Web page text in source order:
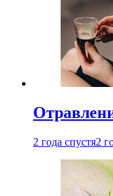
2 года спустя2